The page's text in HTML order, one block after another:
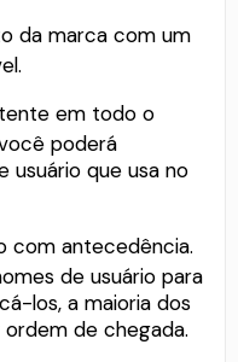
da marca com um
em todo o
poderá
usuário que usa no
com antecedência.
de usuário para
los, a maioria dos
de chegada.